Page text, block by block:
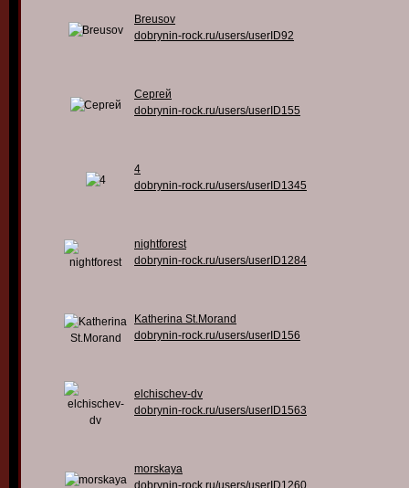
Breusov
dobrynin-rock.ru/users/userID92
Сергей
dobrynin-rock.ru/users/userID155
4
dobrynin-rock.ru/users/userID1345
nightforest
dobrynin-rock.ru/users/userID1284
Katherina St.Morand
dobrynin-rock.ru/users/userID156
elchischev-dv
dobrynin-rock.ru/users/userID1563
morskaya
dobrynin-rock.ru/users/userID1260